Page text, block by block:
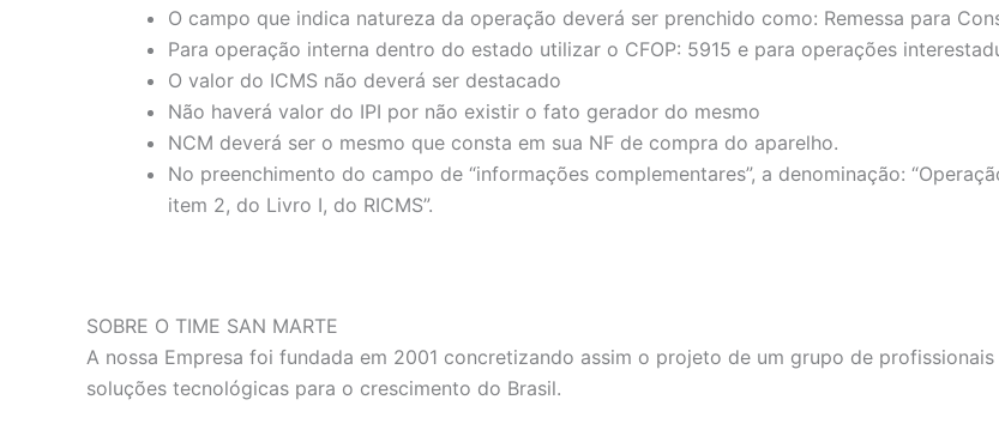
O campo que indica natureza da operação deverá ser prenchido como: Remessa para
Para operação interna dentro do estado utilizar o CFOP: 5915 e para operações
O valor do ICMS não deverá ser destacado
Não haverá valor do IPI por não existir o fato gerador do mesmo
NCM deverá ser o mesmo que consta em sua NF de compra do aparelho.
No preenchimento do campo de “informações complementares”, a denominação:
item 2, do Livro I, do RICMS”.
SOBRE O TIME SAN MARTE
A nossa Empresa foi fundada em 2001 concretizando assim o projeto de um grupo de
soluções tecnológicas para o crescimento do Brasil.